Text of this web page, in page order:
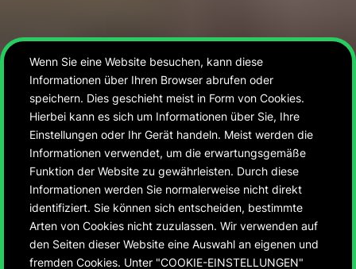
75 Jahre Montbéliard
und Ludwigsburg
Wenn Sie eine Website besuchen, kann diese
Informationen über Ihren Browser abrufen oder
speichern. Dies geschieht meist in Form von Cookies.
Hierbei kann es sich um Informationen über Sie, Ihre
Einstellungen oder Ihr Gerät handeln. Meist werden die
Informationen verwendet, um die erwartungsgemäße
Funktion der Website zu gewährleisten. Durch diese
Informationen werden Sie normalerweise nicht direkt
identifiziert. Sie können sich entscheiden, bestimmte
Arten von Cookies nicht zuzulassen. Wir verwenden auf
den Seiten dieser Website eine Auswahl an eigenen und
fremden Cookies. Unter "COOKIE-EINSTELLUNGEN"